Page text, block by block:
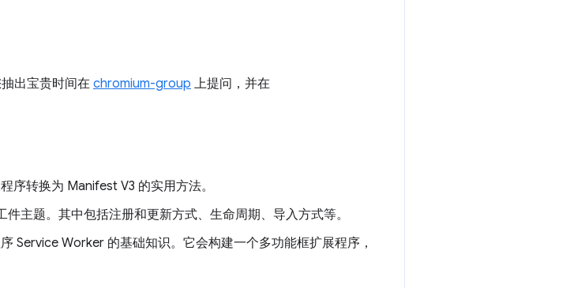
出宝贵时间在 chromium-group 上提问，并在
序转换为 Manifest V3 的实用方法。
主题。其中包括注册和更新方式、生命周期、导入方式等。
Service Worker 的基础知识。它会构建一个多功能框扩展程序，